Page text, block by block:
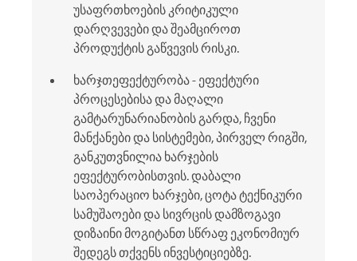
უსაფრთხოების კრიტიკული
დარღვევები და შეამციროთ
პროდუქტის გაწვევის რისკი.
ხარჯთეფექტურობა - ეფექტური
პროცესებისა და მაღალი
გამტარუნარიანობის გარდა, ჩვენი
მანქანები და სისტემები, პირველ რიგში,
განკუთვნილია ხარჯების
ეფექტურობისთვის. დაბალი
საოპერაციო ხარჯები, ცოტა ტექნიკური
სამუშაოები და სივრცის დამზოგავი
დიზაინი მოგიტანთ სწრაფ ეკონომიურ
შედეგს თქვენს ინვესტიციებზე.